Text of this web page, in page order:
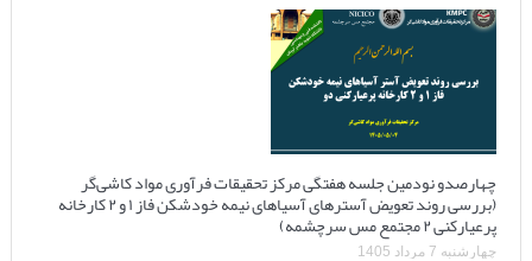
چهارصدو نودمین جلسه هفتگی مرکز تحقیقات فرآوری مواد کاشی‌گر
(بررسی روند تعویض آسترهای آسیاهای نیمه خودشکن فاز ۱ و ۲ کارخانه
پرعیارکنی ۲ مجتمع مس سرچشمه)
چهارشنبه 7 مرداد 1405